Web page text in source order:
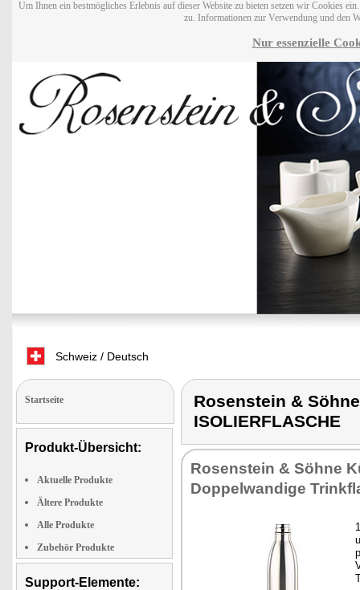
Um Ihnen ein bestmögliches Erlebnis auf dieser Website zu bieten setzen wir Cookies
zu. Informationen zur Verwendung und den
Nur essenzielle
Schweiz / Deutsch
Startseite
Produkt-Übersicht:
Aktuelle Produkte
Ältere Produkte
Alle Produkte
Zubehör Produkte
Support-Elemente:
Rosenstein &
ISOLIERFLASCHE
Rosenstein & Söhne
Doppelwandige